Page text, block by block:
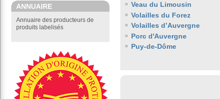
ANNUAIRE
Annuaire des producteurs de
produits labelisés
Veau du Limousin
Volailles du Forez
Volailles d’Auvergne
Porc d'Auvergne
Puy-de-Dôme